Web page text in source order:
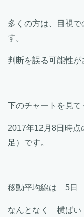
多くの方は、目視
す。
判断を誤る可能性が
下のチャートを見て
2017年12月8日時点
足）です。
移動平均線は 5日
なんとなく 横ば